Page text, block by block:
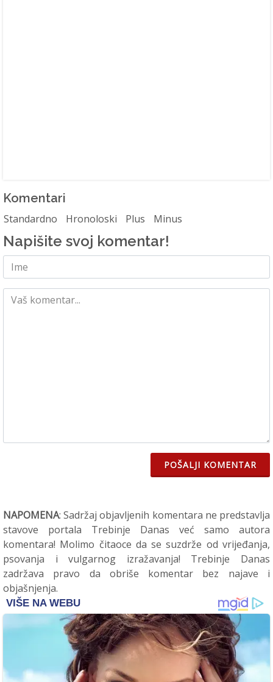
Komentari
Standardno Hronoloski Plus Minus
Napišite svoj komentar!
POŠALJI KOMENTAR
NAPOMENA: Sadržaj objavljenih komentara ne predstavlja
stavove portala Trebinje Danas već samo autora
komentara! Molimo čitaoce da se suzdrže od vrijeđanja,
psovanja i vulgarnog izražavanja! Trebinje Danas
zadržava pravo da obriše komentar bez najave i
objašnjenja.